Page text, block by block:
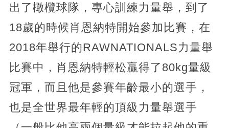
出了橄欖球隊，專心訓練力量舉，到了
18歲的時候肖恩納特開始參加比賽，在
2018年舉行的RAWNATIONALS力量舉
比賽中，肖恩納特輕松贏得了80kg量級
冠軍，而且他是參賽年齡最小的選手，
也是全世界最年輕的頂級力量舉選手